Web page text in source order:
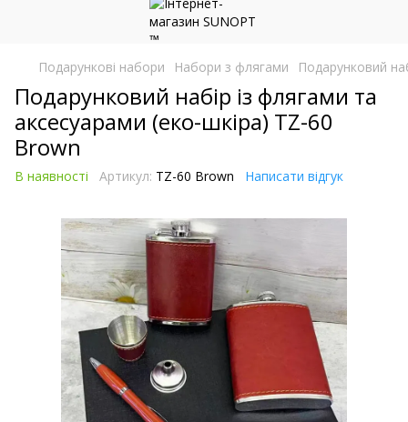
Подарункові набори Набори з флягами Подарунковий
Подарунковий набір із флягами та
аксесуарами (еко-шкіра) TZ-60
Brown
В наявності Артикул: TZ-60 Brown Написати відгук